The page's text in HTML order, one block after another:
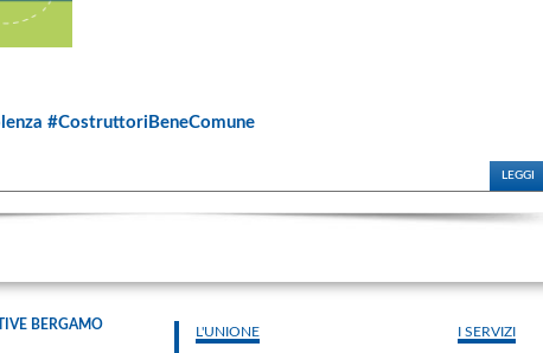
#CostruttoriBeneComune
LEGGI
L'UNIONE I SERVIZI
BERGAMO